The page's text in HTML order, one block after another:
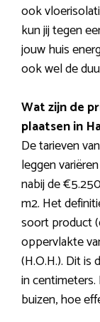
ook
kun jij tegen
jouw huis
ook wel de
Wat zijn de
plaatsen in
De tarieven
leggen
nabij de
m2. Het
soort product
oppervlakte
(H.O.H.). Dit is
in
buizen, hoe